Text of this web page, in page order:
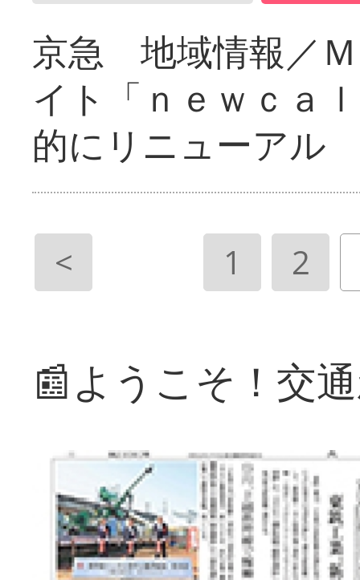
京急 地域情報／
イト「ｎｅｗｃａ
的にリニューアル
< 1 2
📰ようこそ！交